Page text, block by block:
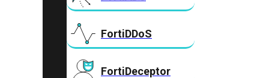
FortiDDoS
FortiDeceptor